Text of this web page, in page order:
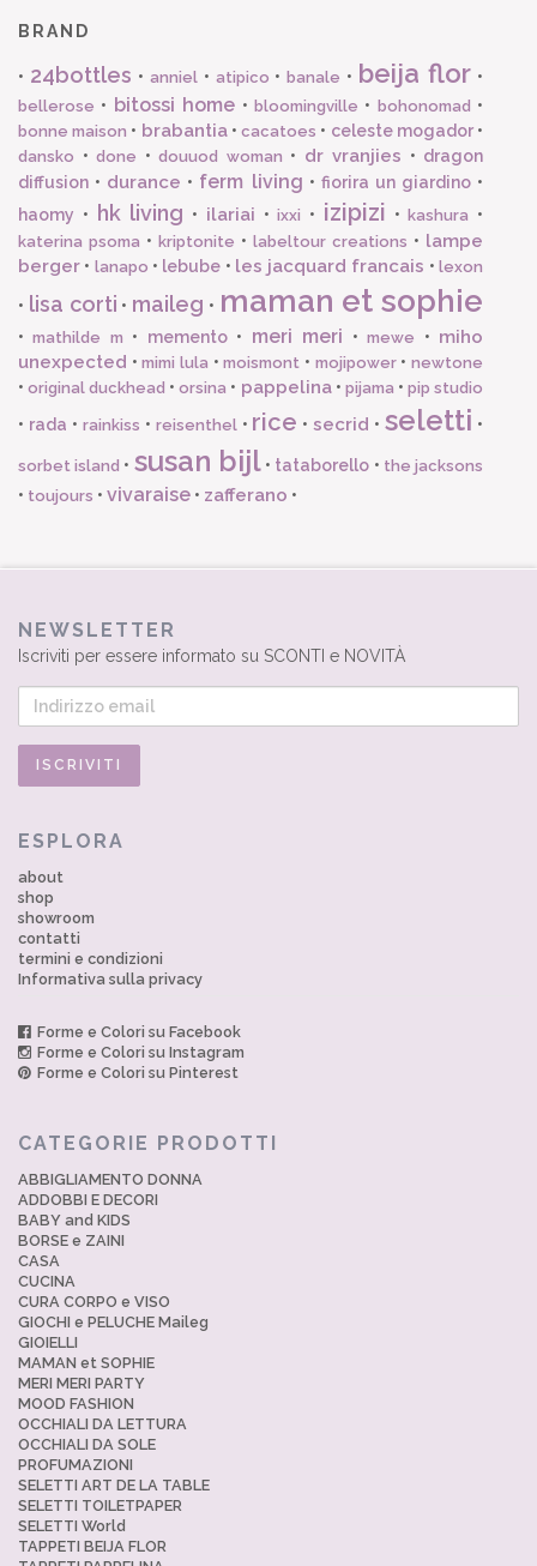
BRAND
• 24bottles • anniel• atipico •banale • beija flor •
bellerose • bitossi home • bloomingville • bohonomad •
bonne maison • brabantia•cacatoes • celeste mogador•
dansko • done • douuod woman • dr vranjies • dragon
diffusion • durance • ferm living • fiorira un giardino•
haomy • hk living • ilariai •ixxi • izipizi •kashura •
katerina psoma • kriptonite • labeltour creations • lampe
berger • lanapo • lebube • les jacquard francais •lexon
• lisa corti • maileg • maman et sophie
•mathilde m • memento• meri meri •mewe • miho
unexpected •mimi lula •moismont • mojipower•newtone
•original duckhead •orsina • pappelina• pijama • pip studio
• rada • rainkiss • reisenthel• rice •secrid •seletti •
sorbet island • susan bijl• tataborello • the jacksons
• toujours • vivaraise • zafferano •
NEWSLETTER
Iscriviti per essere informato su SCONTI e NOVITÀ
ESPLORA
about
shop
showroom
contatti
termini e condizioni
Informativa sulla privacy
Forme e Colori su Facebook
Forme e Colori su Instagram
Forme e Colori su Pinterest
CATEGORIE PRODOTTI
ABBIGLIAMENTO DONNA
ADDOBBI E DECORI
BABY and KIDS
BORSE e ZAINI
CASA
CUCINA
CURA CORPO e VISO
GIOCHI e PELUCHE Maileg
GIOIELLI
MAMAN et SOPHIE
MERI MERI PARTY
MOOD FASHION
OCCHIALI DA LETTURA
OCCHIALI DA SOLE
PROFUMAZIONI
SELETTI ART DE LA TABLE
SELETTI TOILETPAPER
SELETTI World
TAPPETI BEIJA FLOR